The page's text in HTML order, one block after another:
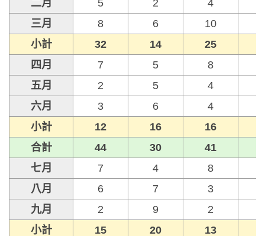
二月
5 2 4
三月
8 6 10
小計
32 14 25
四月
7 5 8
五月
2 5
4
六月
3 6 4
小計
12 16 16
合計
44 30 41
七月
7 4 8
八月
6 7 3
九月
2 9 2
小計
15 20 13